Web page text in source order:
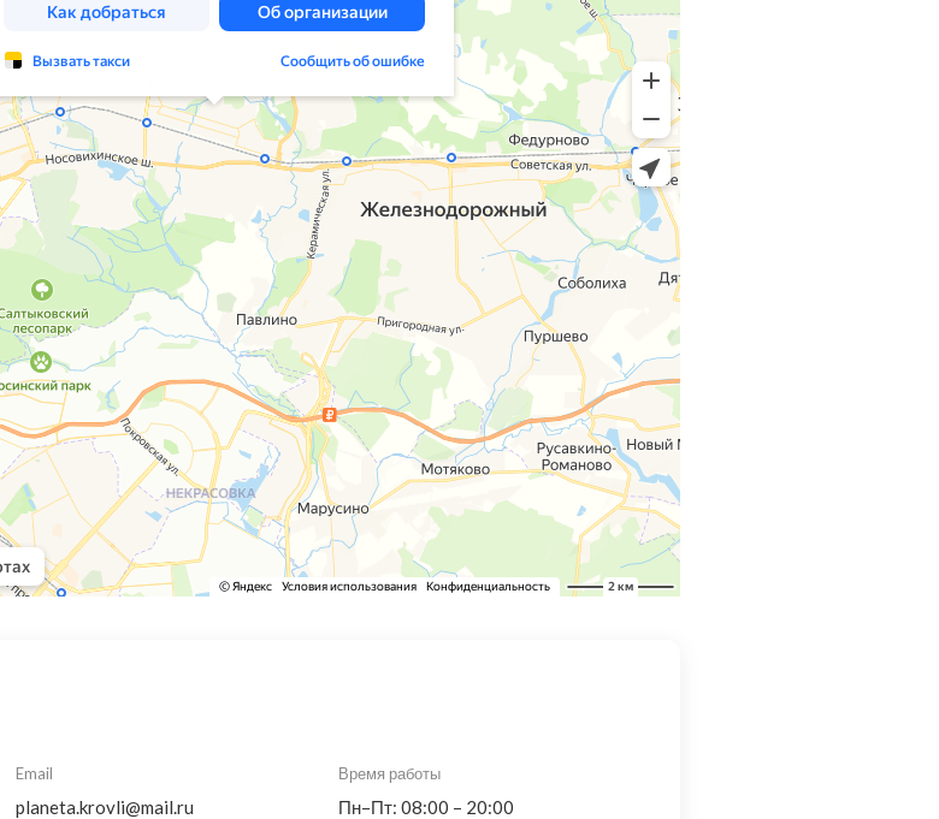
Email
planeta.krovli@mail.ru
Время работы
Пн–Пт: 08:00 – 20:00